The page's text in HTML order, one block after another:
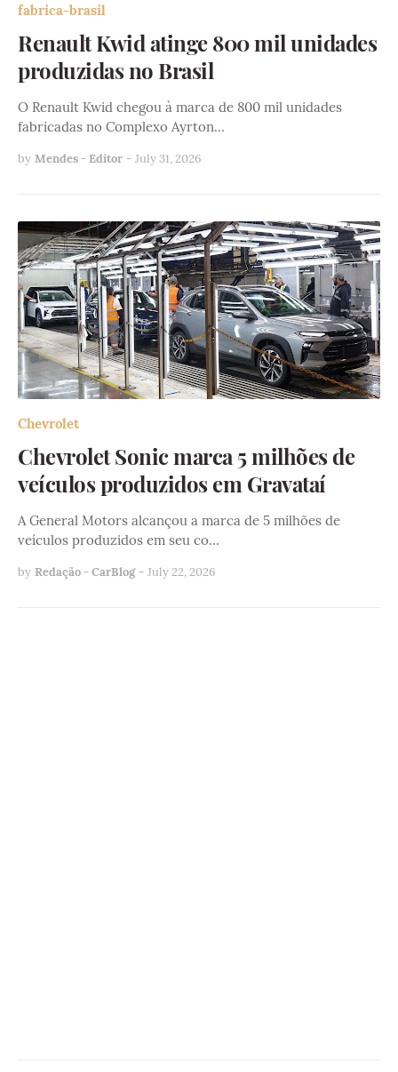
fabrica-brasil
Renault Kwid atinge 800 mil unidades
produzidas no Brasil
O Renault Kwid chegou à marca de 800 mil unidades
fabricadas no Complexo Ayrton…
by Mendes - Editor - July 31, 2026
Chevrolet
Chevrolet Sonic marca 5 milhões de
veículos produzidos em Gravataí
A General Motors alcançou a marca de 5 milhões de
veículos produzidos em seu co…
by Redação - CarBlog - July 22, 2026